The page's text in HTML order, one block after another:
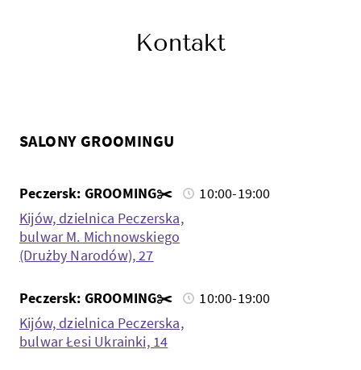
Kontakt
SALONY GROOMINGU
Peczersk: GROOMING✂️
10:00-19:00
Kijów, dzielnica Peczerska,
bulwar M. Michnowskiego
(Drużby Narodów), 27
Peczersk: GROOMING✂️
10:00-19:00
Kijów, dzielnica Peczerska,
bulwar Łesi Ukrainki, 14